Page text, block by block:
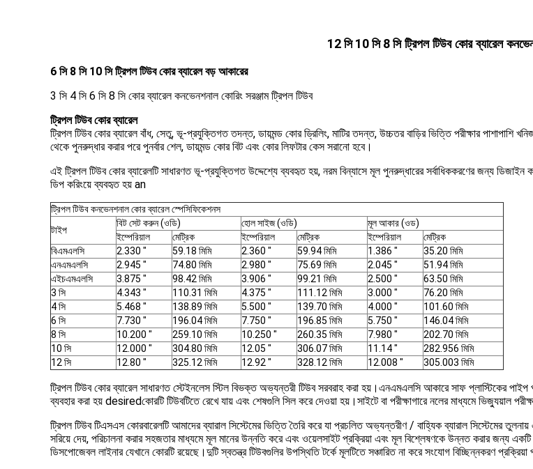
12 সি 10 সি 8 সিট্রিপল টিউব কোর ব্যারেল
6 সি 8 সি 10 সি ট্রিপল টিউব কোর ব্যারেল বড় আকারের
3 সি 4 সি 6 সি 8 সি কোর ব্যারেল কনভেনশনাল কোরিং সরঞ্জাম ট্রিপল টিউব
ট্রিপল টিউব কোর ব্যারেল
ট্রিপল টিউব কোর ব্যারেল বাঁধ, সেতু, ভূ-প্রযুক্তিগত তদন্ত, ডায়মন্ড কোর ড্রিলিং, মাটির তদন্ত, উচ্চতর বাড়ির ভিত্তি পরীক্ষার
থেকে পুনরুদ্ধার করার পরে পুনর্বার শেল, ডায়মন্ড কোর বিট এবং কোর লিফটার কেস সরানো হবে।
এই ট্রিপল টিউব কোর ব্যারেলটি সাধারণত ভূ-প্রযুক্তিগত উদ্দেশ্যে ব্যবহৃত হয়, নরম বিন্যাসে মূল পুনরুদ্ধারের সর্বাধিককরণের জন্য
ডিপ করিংয়ে ব্যবহৃত হয় an
ট্রিপল টিউব কনভেনশনাল কোর ব্যারেল স্পেসিফিকেশনস
টাইপ
বিট সেট করুন (ওডি) হোল সাইজ (ওডি)
মূল আকার (ওড)
ইম্পেরিয়াল
মেট্রিক ইম্পেরিয়াল মেট্রিক ইম্পেরিয়াল
মেট্রিক
বিএমএলসি
2.330 " 59.18 মিমি 2.360 " 59.94 মিমি 1.386 "
35.20 মিমি
এনএমএলসি
2.945 " 74.80 মিমি 2.980 " 75.69 মিমি 2.045 "
51.94 মিমি
এইচএমএলসি
3.875 " 98.42 মিমি 3.906 " 99.21 মিমি 2.500 "
63.50 মিমি
3 সি
4.343 " 110.31 মিমি 4.375 " 111.12 মিমি 3.000 "
76.20 মিমি
4 সি
5.468 " 138.89 মিমি 5.500 " 139.70 মিমি 4.000 "
101.60 মিমি
6 সি
7.730 " 196.04 মিমি 7.750 " 196.85 মিমি 5.750 "
146.04 মিমি
8 সি
10.200 " 259.10 মিমি 10.250 " 260.35 মিমি 7.980 "
202.70 মিমি
10 সি
12.000 " 304.80 মিমি 12.05 " 306.07 মিমি 11.14 "
282.956 মিমি
12 সি
12.80 " 325.12 মিমি 12.92 " 328.12 মিমি 12.008 " 305.003 মিমি
ট্রিপল টিউব কোর ব্যারেল সাধারণত স্টেইনলেস স্টিল বিভক্ত অভ্যন্তরী টিউব সরবরাহ করা হয়।এনএমএলসি আকারে সাফ প্লাস্টিকের পাইপ
ব্যবহার করা হয় desiredকোরটি টিউবটিতে রেখে যায় এবং শেষগুলি সিল করে দেওয়া হয়।সাইটে বা পরীক্ষাগারে নলের মাধ্যমে ভিজ্যুয়াল
ট্রিপল টিউব টিএসএস কোরবারেলটি আমাদের ব্যারাল সিস্টেমের ভিত্তি তৈরি করে যা প্রচলিত অভ্যন্তরীণ / বাহ্যিক ব্যারাল সিস্টেমের
সরিয়ে দেয়, পরিচালনা করার সহজতার মাধ্যমে মূল মানের উন্নতি করে এবং ওয়েলসাইট প্রক্রিয়া এবং মূল বিশ্লেষণকে উন্নত করার জন্য
ডিসপোজেবল লাইনার যেখানে কোরটি রয়েছে।দুটি স্বতন্ত্র টিউবগুলির উপস্থিতি টর্কে মূলটিতে সঞ্চারিত না করে সংযোগ বিচ্ছিন্নকরণ